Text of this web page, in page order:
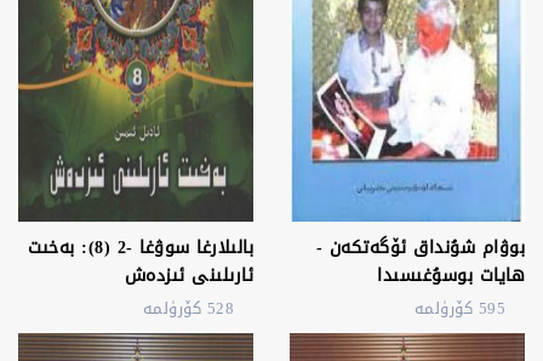
بوۋام شۇنداق ئۆگەتكەن -
ھايات بوسۇغىسىدا
595 كۆرۈلمە
بالىلارغا سوۋغا -2 (8): بەخىت
ئارىلىنى ئىزدەش
528 كۆرۈلمە